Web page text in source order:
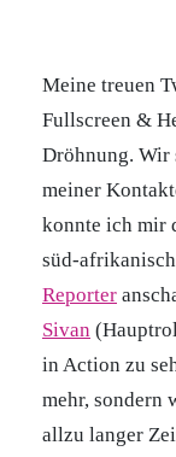
Meine treuen
Fullscreen &
Dröhnung. Wir
meiner
konnte ich mir
süd-
Reporter
Sivan
in Action zu
mehr, sondern
allzu langer